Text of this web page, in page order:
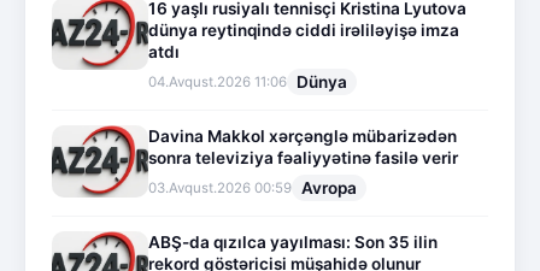
16 yaşlı rusiyalı tennisçi Kristina Lyutova
dünya reytinqində ciddi irəliləyişə imza
atdı
04.Avqust.2026 11:06 Dünya
Davina Makkol xərçənglə mübarizədən
sonra televiziya fəaliyyətinə fasilə verir
03.Avqust.2026 00:59 Avropa
ABŞ-da qızılca yayılması: Son 35 ilin
rekord göstəricisi müşahidə olunur